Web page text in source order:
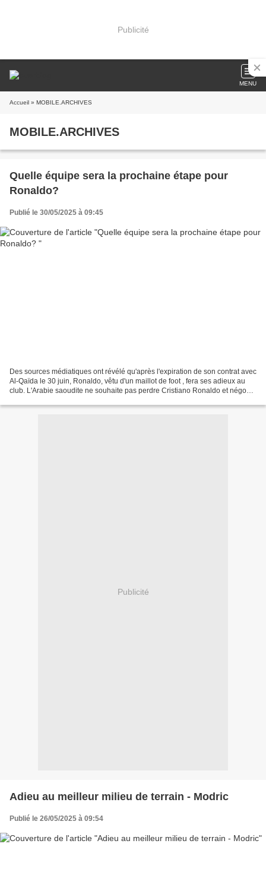
Publicité
MENU
Accueil » MOBILE.ARCHIVES
MOBILE.ARCHIVES
Quelle équipe sera la prochaine étape pour
Ronaldo?
Publié le 30/05/2025 à 09:45
Des sources médiatiques ont révélé qu'après l'expiration de son contrat avec
Al-Qaïda le 30 juin, Ronaldo, vêtu d'un maillot de foot , fera ses adieux au
club. L'Arabie saoudite ne souhaite pas perdre Cristiano Ronaldo et négocie
Publicité
Adieu au meilleur milieu de terrain - Modric
Publié le 26/05/2025 à 09:54